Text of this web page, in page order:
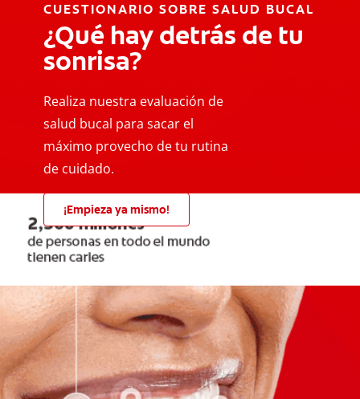
CUESTIONARIO SOBRE SALUD BUCAL
¿Qué hay detrás de tu
sonrisa?
Realiza nuestra evaluación de
salud bucal para sacar el
máximo provecho de tu rutina
de cuidado.
¡Empieza ya mismo!